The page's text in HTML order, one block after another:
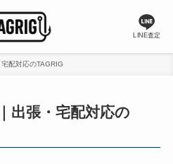
LINE査定
配対応のTAGRIG
出張・宅配対応の